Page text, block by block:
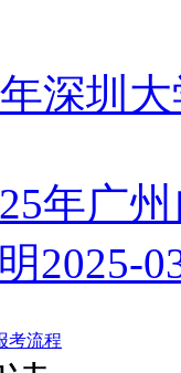
年深圳
年广
2025-
考流程